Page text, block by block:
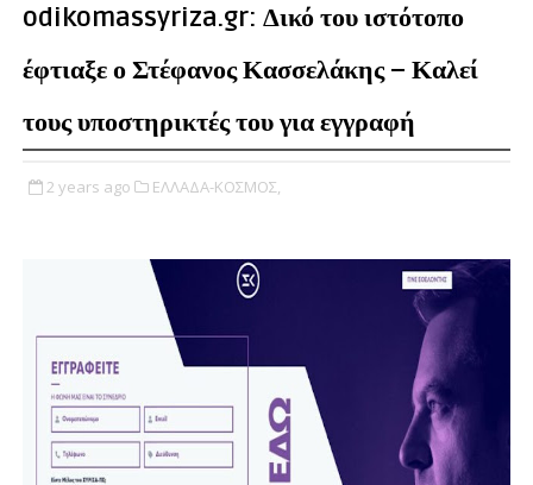
odikomassyriza.gr: Δικό του ιστότοπο
έφτιαξε ο Στέφανος Κασσελάκης – Καλεί
τους υποστηρικτές του για εγγραφή
2 years ago ΕΛΛΑΔΑ-ΚΟΣΜΟΣ,